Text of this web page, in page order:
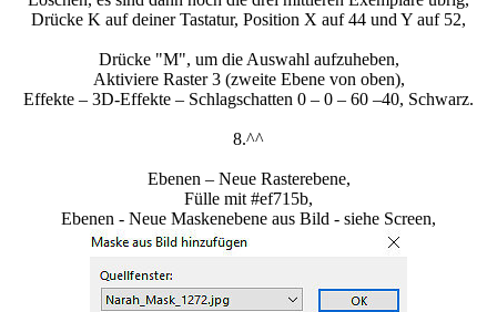
Drücke K auf deiner Tastatur, Position X auf 44 und Y auf 52,
Drücke "M", um die Auswahl aufzuheben,
Aktiviere Raster 3 (zweite Ebene von oben),
Effekte – 3D-Effekte – Schlagschatten 0 – 0 – 60 –40, Schwarz.
8.^^
Ebenen – Neue Rasterebene,
Fülle mit #ef715b,
Ebenen - Neue Maskenebene aus Bild - siehe Screen,